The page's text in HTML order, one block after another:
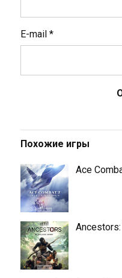
E-mail *
Похожие игры
Ace